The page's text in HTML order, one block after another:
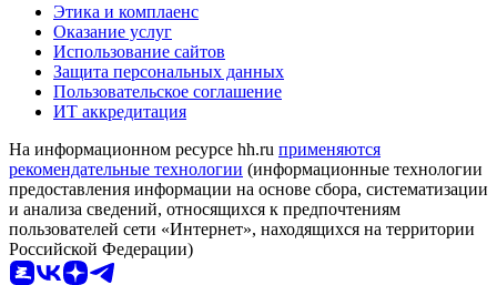
Этика и комплаенс
Оказание услуг
Использование сайтов
Защита персональных данных
Пользовательское соглашение
ИТ аккредитация
На информационном ресурсе hh.ru применяются
рекомендательные технологии (информационные технологии
предоставления информации на основе сбора, систематизации
и анализа сведений, относящихся к предпочтениям
пользователей сети «Интернет», находящихся на территории
Российской Федерации)